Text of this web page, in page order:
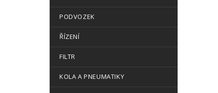
PODVOZEK
ŘÍZENÍ
FILTR
KOLA A PNEUMATIKY